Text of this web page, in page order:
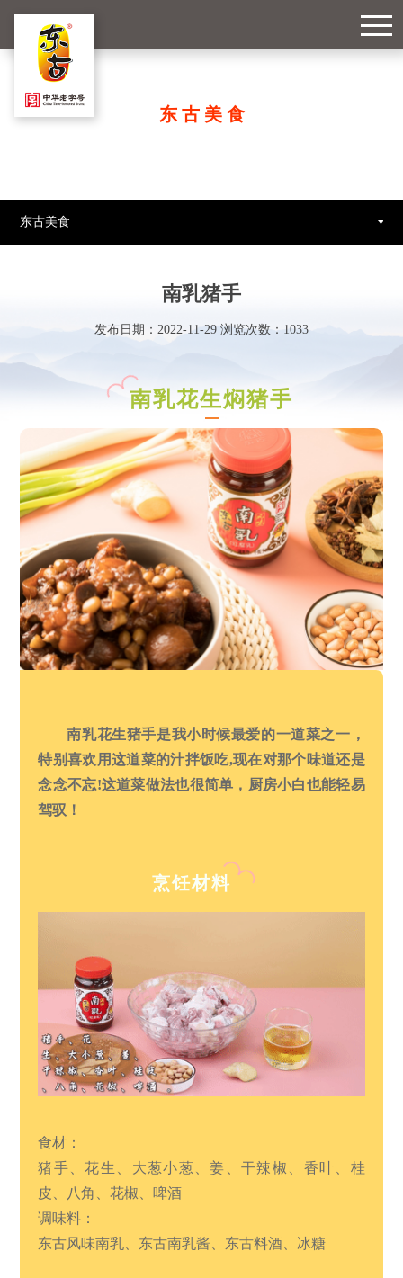
东古美食
东古美食
南乳猪手
发布日期：2022-11-29 浏览次数： 1033
南乳花生焖猪手
南乳花生猪手是我小时候最爱的一道菜之一，
特别喜欢用这道菜的汁拌饭吃,现在对那个味道还是
念念不忘!这道菜做法也很简单，厨房小白也能轻易
驾驭！
烹饪材料
食材：
猪手、花生、大葱小葱、姜、干辣椒、香叶、桂
皮、八角、花椒、啤酒
调味料：
东古风味南乳、东古南乳酱、东古料酒、冰糖